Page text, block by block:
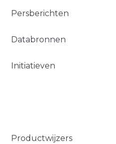
Persberichten
Databronnen
Initiatieven
Productwijzers